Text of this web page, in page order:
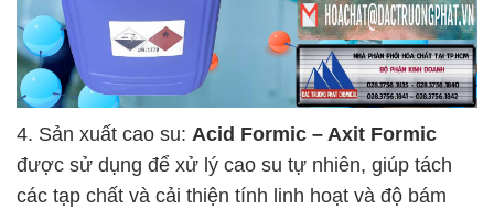
4. Sản xuất cao su: Acid Formic – Axit Formic
được sử dụng để xử lý cao su tự nhiên, giúp tách
các tạp chất và cải thiện tính linh hoạt và độ bám